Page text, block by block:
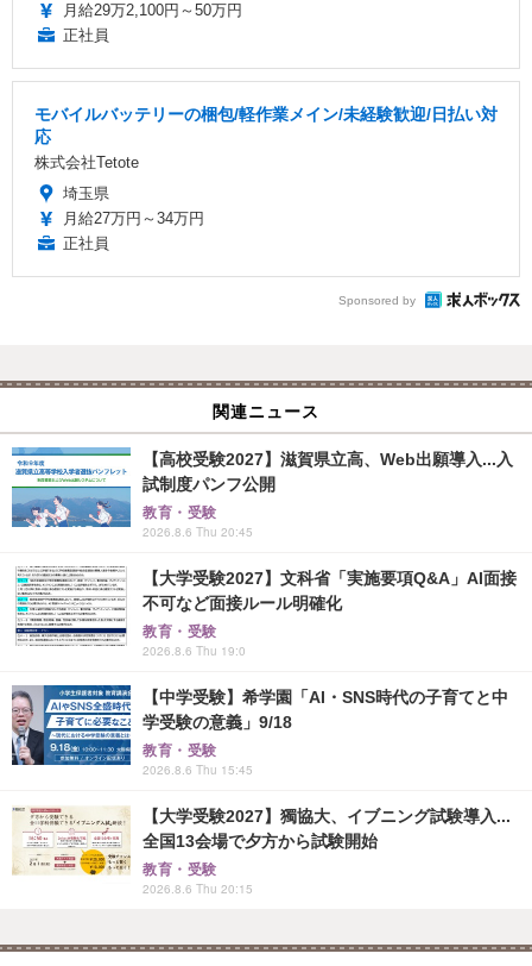
月給29万2,100円～50万円
正社員
モバイルバッテリーの梱包/軽作業メイン/未経験歓迎/日払い対
応
株式会社Tetote
埼玉県
月給27万円～34万円
正社員
Sponsored by
関連ニュース
【高校受験2027】滋賀県立高、Web出願導入...入
試制度パンフ公開
教育・受験
2026.8.6 Thu 20:45
【大学受験2027】文科省「実施要項Q&A」AI面接
不可など面接ルール明確化
教育・受験
2026.8.6 Thu 19:0
【中学受験】希学園「AI・SNS時代の子育てと中
学受験の意義」9/18
教育・受験
2026.8.6 Thu 15:45
【大学受験2027】獨協大、イブニング試験導入...
全国13会場で夕方から試験開始
教育・受験
2026.8.6 Thu 20:15